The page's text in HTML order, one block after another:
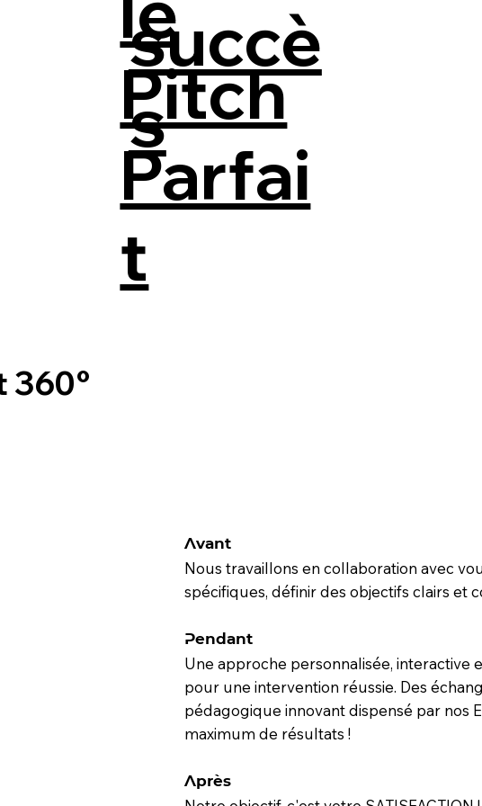
succè
s
Pitch
Parfai
t
360°
Avant
Nous travaillons en collaboration avec
spécifiques, définir des objectifs clairs et
Pendant
Une approche personnalisée,
pour une intervention réussie. Des
pédagogique innovant dispensé par nos
maximum de résultats !
Après